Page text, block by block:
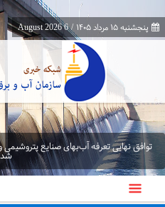
پنجشنبه ۱۵ مرداد ۱۴۰۵ /
6 August 2026
توافق نهایی تعرفه آب‌بهای صنایع
شد